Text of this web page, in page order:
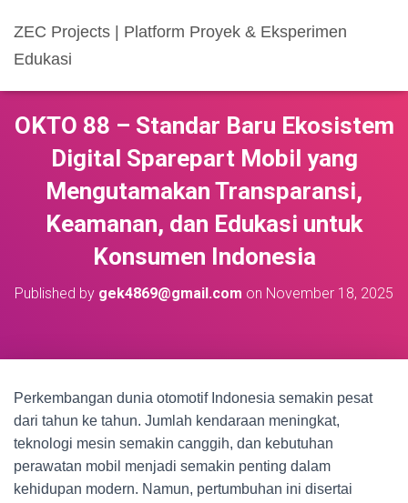
ZEC Projects | Platform Proyek & Eksperimen
Edukasi
OKTO 88 – Standar Baru Ekosistem
Digital Sparepart Mobil yang
Mengutamakan Transparansi,
Keamanan, dan Edukasi untuk
Konsumen Indonesia
Published by gek4869@gmail.com on November 18, 2025
Perkembangan dunia otomotif Indonesia semakin pesat
dari tahun ke tahun. Jumlah kendaraan meningkat,
teknologi mesin semakin canggih, dan kebutuhan
perawatan mobil menjadi semakin penting dalam
kehidupan modern. Namun, pertumbuhan ini disertai